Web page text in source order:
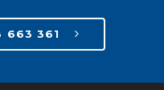
663 361